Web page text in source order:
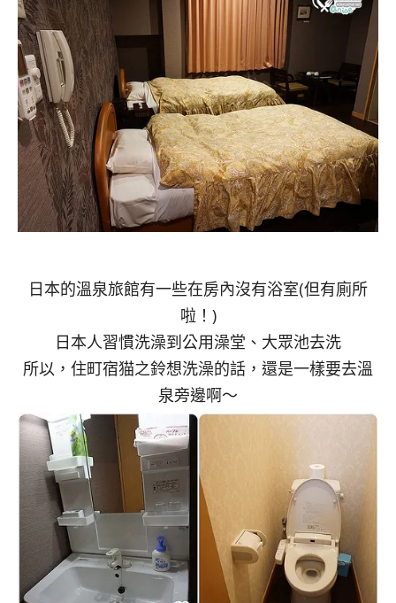
日本的溫泉旅館有一些在房內沒有浴室(但有廁所
啦！)
日本人習慣洗澡到公用澡堂、大眾池去洗
所以，住町宿猫之鈴想洗澡的話，還是一樣要去溫
泉旁邊啊～